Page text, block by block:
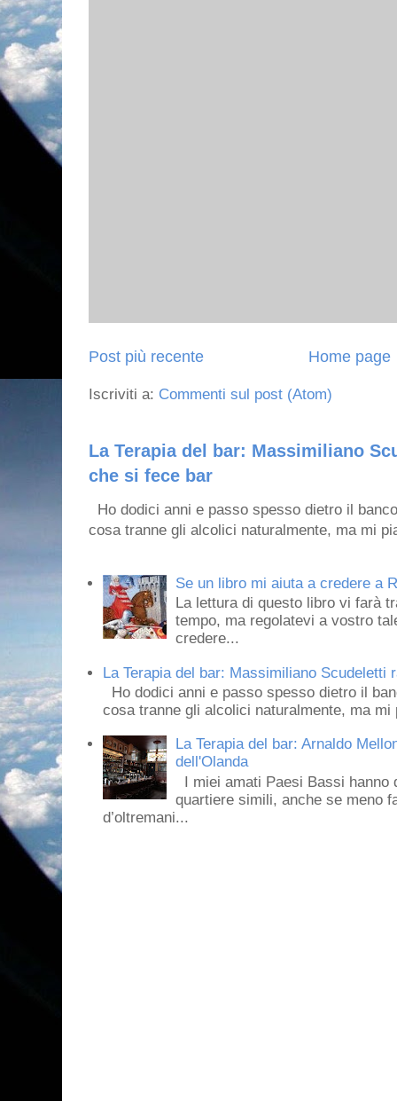
Post più recente Home page
Iscriviti a: Commenti sul post (Atom)
La Terapia del bar: Massimiliano
che si fece bar
Ho dodici anni e passo spesso dietro il
cosa tranne gli alcolici naturalmente, ma mi
Se un libro mi aiuta a credere a
La lettura di questo libro vi farà
tempo, ma regolatevi a vostro
credere...
La Terapia del bar: Massimiliano
Ho dodici anni e passo spesso dietro il
cosa tranne gli alcolici naturalmente, ma mi
La Terapia del bar: Arnaldo
dell'Olanda
I miei amati Paesi Bassi
quartiere simili, anche se meno
d’oltremani...